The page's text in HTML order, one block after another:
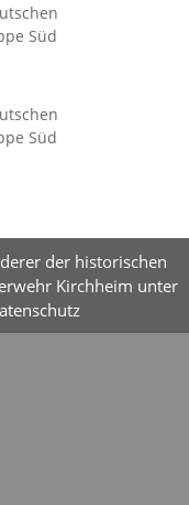
Süd
Süd
der historischen
Kirchheim unter